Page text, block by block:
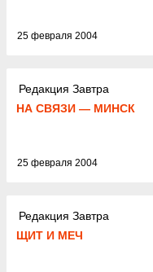
25 февраля 2004
Редакция Завтра
НА СВЯЗИ — МИНСК
25 февраля 2004
Редакция Завтра
ЩИТ И МЕЧ